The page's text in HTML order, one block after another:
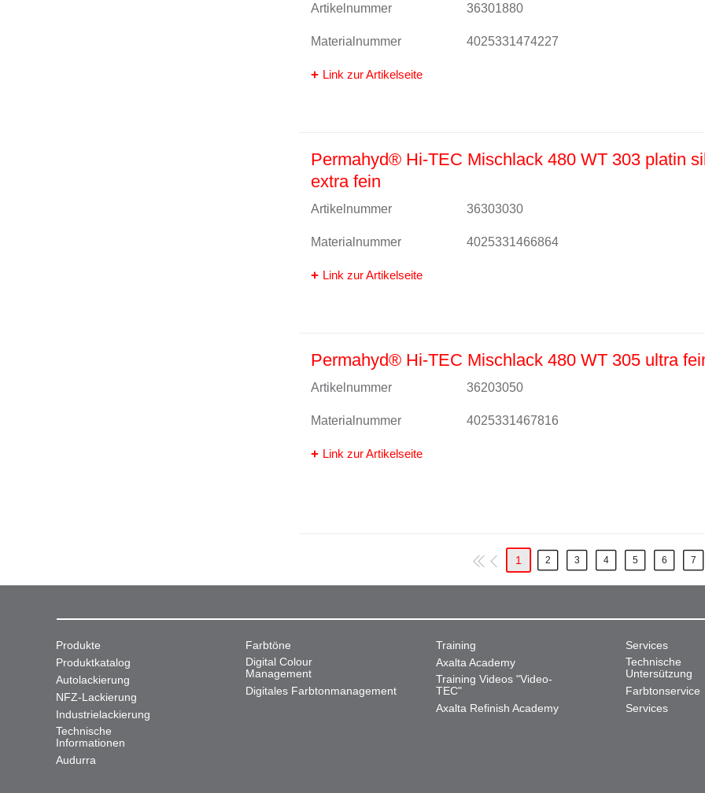
Artikelnummer 36301880
Materialnummer 4025331474227
Link zur Artikelseite
Permahyd® Hi-TEC Mischlack 480 WT 303 platin
extra fein
Artikelnummer 36303030
Materialnummer 4025331466864
Link zur Artikelseite
Permahyd® Hi-TEC Mischlack 480 WT 305 ultra
Artikelnummer 36203050
Materialnummer 4025331467816
Link zur Artikelseite
1 2 3 4 5 6 7
Produkte
Produktkatalog
Autolackierung
NFZ-Lackierung
Industrielackierung
Technische
Informationen
Audurra
Farbtöne
Digital Colour
Management
Digitales Farbtonmanagement
Training
Axalta Academy
Training Videos "Video-
TEC"
Axalta Refinish Academy
Services
Technische
Untersützung
Farbtonservice
Services